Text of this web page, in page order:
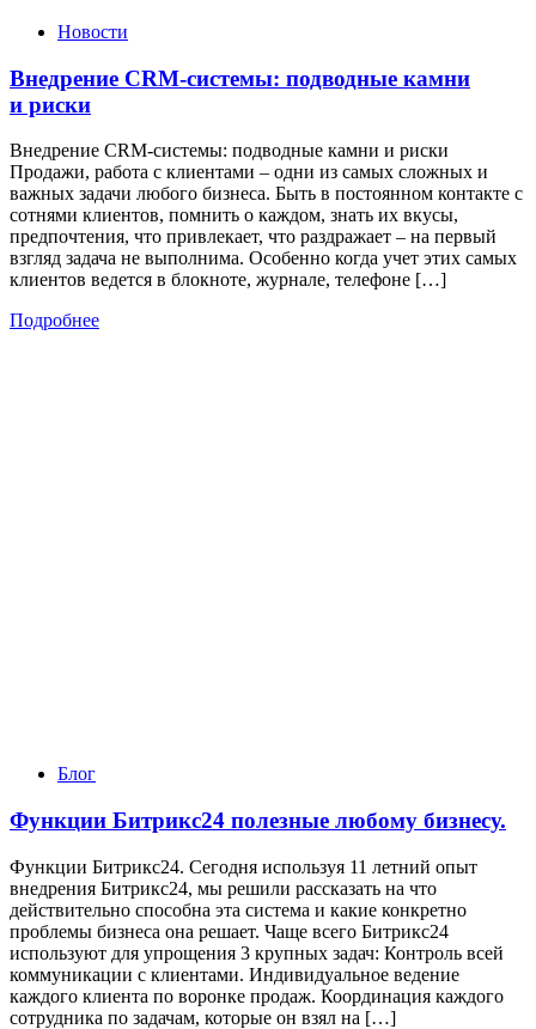
Новости
Внедрение CRM-системы: подводные камни
и риски
Внедрение CRM-системы: подводные камни и риски
Продажи, работа с клиентами – одни из самых сложных и
важных задачи любого бизнеса. Быть в постоянном контакте с
сотнями клиентов, помнить о каждом, знать их вкусы,
предпочтения, что привлекает, что раздражает – на первый
взгляд задача не выполнима. Особенно когда учет этих самых
клиентов ведется в блокноте, журнале, телефоне […]
Подробнее
Блог
Функции Битрикс24 полезные любому бизнесу.
Функции Битрикс24. Сегодня используя 11 летний опыт
внедрения Битрикс24, мы решили рассказать на что
действительно способна эта система и какие конкретно
проблемы бизнеса она решает. Чаще всего Битрикс24
используют для упрощения 3 крупных задач: Контроль всей
коммуникации с клиентами. Индивидуальное ведение
каждого клиента по воронке продаж. Координация каждого
сотрудника по задачам, которые он взял на […]